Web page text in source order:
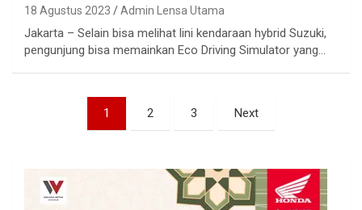
18 Agustus 2023 Admin Lensa Utama
Jakarta – Selain bisa melihat lini kendaraan hybrid Suzuki,
pengunjung bisa memainkan Eco Driving Simulator yang…
1 2 3 Next